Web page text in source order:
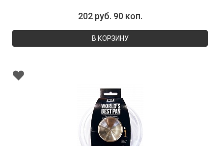
202 руб. 90 коп.
В КОРЗИНУ